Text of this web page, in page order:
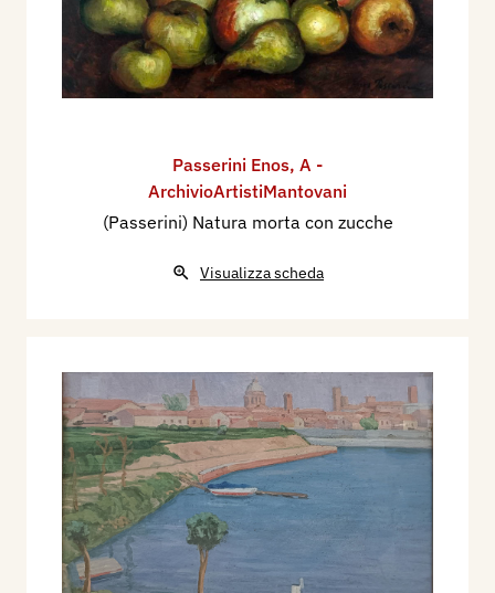
Passerini Enos, A -
ArchivioArtistiMantovani
(Passerini) Natura morta con zucche
Visualizza scheda